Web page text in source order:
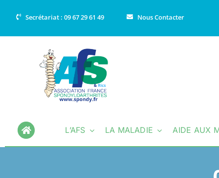
Secrétariat : 09 67 29 61 49 Nous Contacter
L’AFS LA MALADIE AIDE AUX